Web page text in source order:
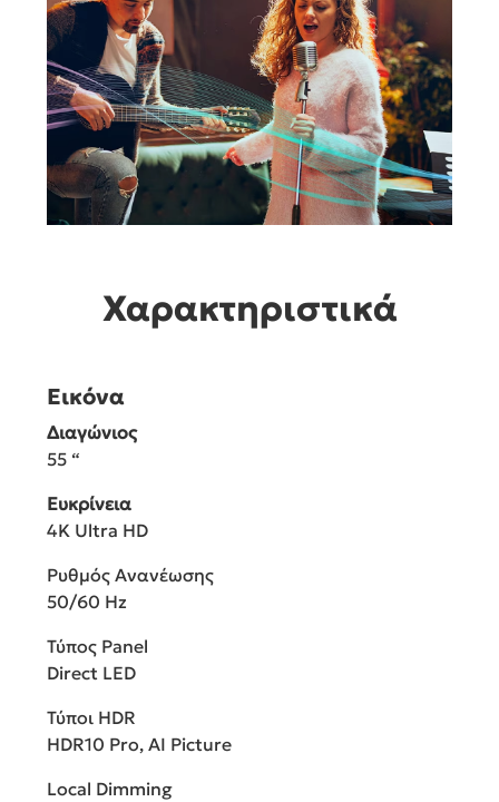
Χαρακτηριστικά
Εικόνα
Διαγώνιος
55 “
Ευκρίνεια
4K Ultra HD
Ρυθμός Ανανέωσης
50/60 Hz
Τύπος Panel
Direct LED
Τύποι HDR
HDR10 Pro, AI Picture
Local Dimming